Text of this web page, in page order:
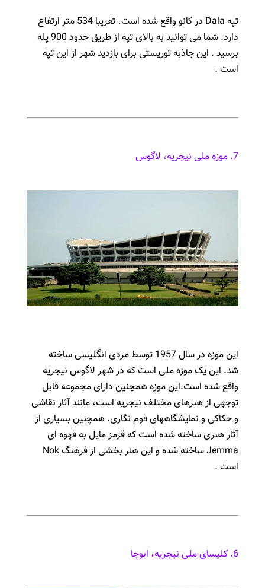
تپه Dala در کانو واقع شده است، تقریبا 534 متر ارتفاع
دارد. شما می توانید به بالای تپه از طریق حدود 900 پله
برسید . این جاذبه توریستی برای بازدید شهر از این تپه
است .
7. موزه ملی نیجریه، لاگوس
این موزه در سال 1957 توسط مردی انگلیسی ساخته
شد. این یک موزه ملی است که در شهر لاگوس نیجریه
واقع شده است.این موزه همچنین دارای مجموعه قابل
توجهی از هنرهای مختلف نیجریه است، مانند آثار نقاشی
و حکاکی و نمایشگاههای قوم نگاری. همچنین بسیاری از
آثار هنری ساخته شده است که قرمز مایل به قهوه ای
Jemma ساخته شده و این هنر بخشی از فرهنگ Nok
است .
6. کلیسای ملی نیجریه، ابوجا